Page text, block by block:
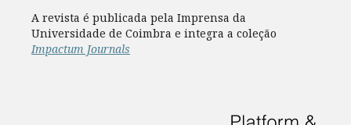
A revista é publicada pela Imprensa da
Universidade de Coimbra e integra a coleção
Impactum Journals